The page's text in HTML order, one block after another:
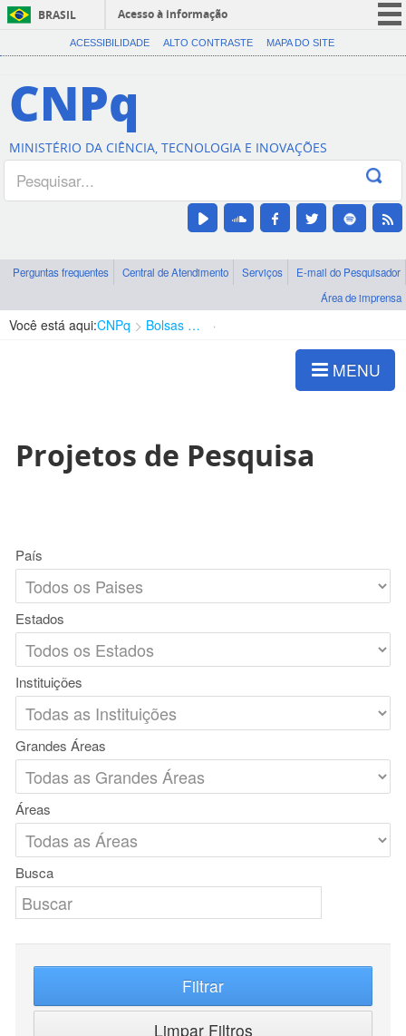
BRASIL
Acesso à informação
CORONAVÍRUS (COVID-19)
Canais
ACESSIBILIDADE ALTO CONTRASTE MAPA DO SITE
CNPq
MINISTÉRIO DA CIÊNCIA, TECNOLOGIA E INOVAÇÕES
Perguntas frequentes Central de Atendimento Serviços
E-mail do Pesquisador
Área de imprensa
Você está aqui:CNPq Bolsas e Auxílios Vigentes
MENU
Projetos de Pesquisa
País
Estados
Instituições
Grandes Áreas
Áreas
Busca
Filtrar
Limpar Filtros